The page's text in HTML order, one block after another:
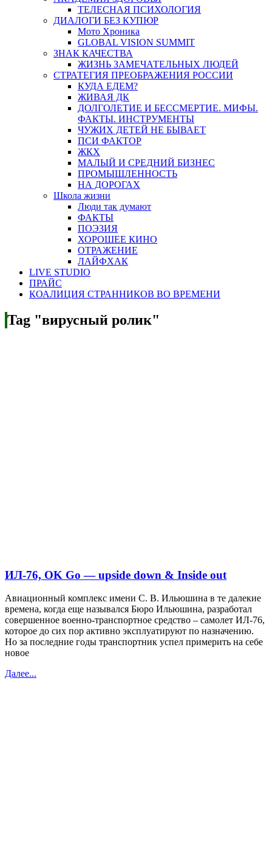
ТЕЛЕСНАЯ ПСИХОЛОГИЯ
ДИАЛОГИ БЕЗ КУПЮР
Мото Хроника
GLOBAL VISION SUMMIT
ЗНАК КАЧЕСТВА
ЖИЗНЬ ЗАМЕЧАТЕЛЬНЫХ ЛЮДЕЙ
СТРАТЕГИЯ ПРЕОБРАЖЕНИЯ РОССИИ
КУДА ЕДЕМ?
ЖИВАЯ ДК
ДОЛГОЛЕТИЕ И БЕССМЕРТИЕ. МИФЫ.
ФАКТЫ. ИНСТРУМЕНТЫ
ЧУЖИХ ДЕТЕЙ НЕ БЫВАЕТ
ПСИ ФАКТОР
ЖКХ
МАЛЫЙ И СРЕДНИЙ БИЗНЕС
ПРОМЫШЛЕННОСТЬ
НА ДОРОГАХ
Школа жизни
Люди так думают
ФАКТЫ
ПОЭЗИЯ
ХОРОШЕЕ КИНО
ОТРАЖЕНИЕ
ЛАЙФХАК
LIVE STUDIO
ПРАЙС
КОАЛИЦИЯ СТРАННИКОВ ВО ВРЕМЕНИ
Tag "вирусный ролик"
ИЛ-76, OK Go — upside down & Inside out
Авиационный комплекс имени С. В. Ильюшина в те далекие
времена, когда еще назывался Бюро Ильюшина, разработал
совершенное военно-транспортное средство – самолет ИЛ-76,
которое до сих пор активно эксплуатируют по назначению.
Но за последние годы транспортник успел примерить на себе
новое
Далее...